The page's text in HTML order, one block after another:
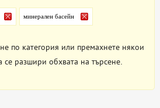
минерален басейн
по категория или премахнете някои
се разшири обхвата на търсене.